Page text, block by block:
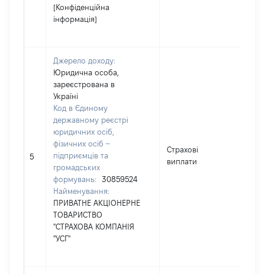
[Конфіденційна
інформація]
5
Джерело доходу:
Юридична особа,
зареєстрована в
Україні
Код в Єдиному
державному реєстрі
юридичних осіб,
фізичних осіб –
підприємців та
громадських
формувань:
30859524
Найменування:
ПРИВАТНЕ АКЦІОНЕРНЕ
ТОВАРИСТВО
"СТРАХОВА КОМПАНІЯ
"УСГ"
Страхові
виплати